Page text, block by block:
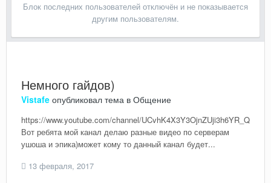
Блок последних пользователей отключён и не показывается
другим пользователям.
Немного гайдов)
Vistafe опубликовал тема в Общение
https://www.youtube.com/channel/UCvhK4X3Y3OjnZUji3h6YR_Q
Вот ребята мой канал делаю разные видео по серверам
ушоша и эпика)может кому то данный канал будет...
13 февраля, 2017